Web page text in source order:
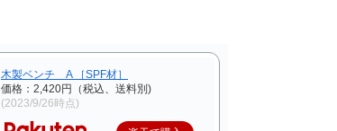
木製ベンチ A ［SPF材］
価格：2,420円（税込、送料別)
(2023/9/26時点)